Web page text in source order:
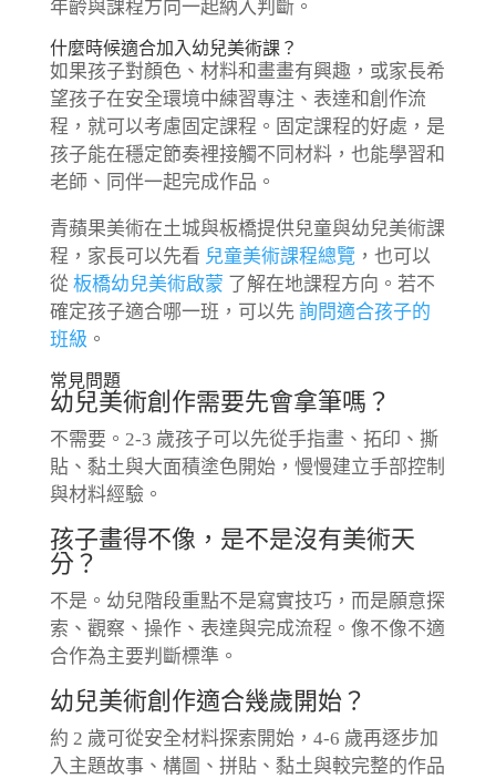
年齡與課程方向一起納入判斷。
什麼時候適合加入幼兒美術課？
如果孩子對顏色、材料和畫畫有興趣，或家長希
望孩子在安全環境中練習專注、表達和創作流
程，就可以考慮固定課程。固定課程的好處，是
孩子能在穩定節奏裡接觸不同材料，也能學習和
老師、同伴一起完成作品。
青蘋果美術在土城與板橋提供兒童與幼兒美術課
程，家長可以先看 兒童美術課程總覽，也可以
從 板橋幼兒美術啟蒙 了解在地課程方向。若不
確定孩子適合哪一班，可以先 詢問適合孩子的
班級 。
常見問題
幼兒美術創作需要先會拿筆嗎？
不需要。2-3 歲孩子可以先從手指畫、拓印、撕
貼、黏土與大面積塗色開始，慢慢建立手部控制
與材料經驗。
孩子畫得不像，是不是沒有美術天
分？
不是。幼兒階段重點不是寫實技巧，而是願意探
索、觀察、操作、表達與完成流程。像不像不適
合作為主要判斷標準。
幼兒美術創作適合幾歲開始？
約 2 歲可從安全材料探索開始，4-6 歲再逐步加
入主題故事、構圖、拼貼、黏土與較完整的作品